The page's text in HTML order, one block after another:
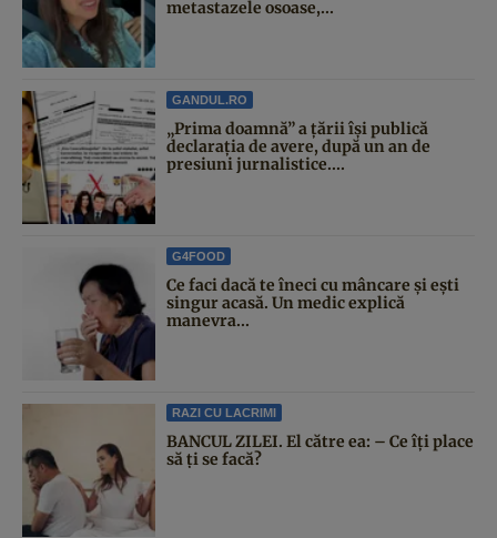
metastazele osoase,...
GANDUL.RO
„Prima doamnă” a țării își publică
declarația de avere, după un an de
presiuni jurnalistice....
G4FOOD
Ce faci dacă te îneci cu mâncare și ești
singur acasă. Un medic explică
manevra...
RAZI CU LACRIMI
BANCUL ZILEI. El către ea: – Ce îți place
să ți se facă?